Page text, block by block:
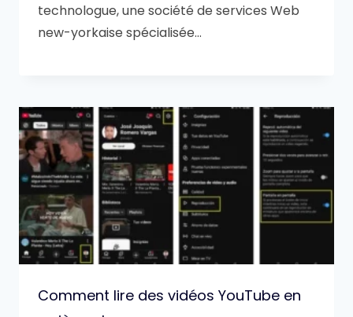
technologue, une société de services Web
new-yorkaise spécialisée…
Comment lire des vidéos YouTube en